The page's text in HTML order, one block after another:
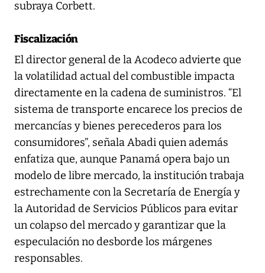
subraya Corbett.
Fiscalización
El director general de la Acodeco advierte que
la volatilidad actual del combustible impacta
directamente en la cadena de suministros. “El
sistema de transporte encarece los precios de
mercancías y bienes perecederos para los
consumidores”, señala Abadi quien además
enfatiza que, aunque Panamá opera bajo un
modelo de libre mercado, la institución trabaja
estrechamente con la Secretaría de Energía y
la Autoridad de Servicios Públicos para evitar
un colapso del mercado y garantizar que la
especulación no desborde los márgenes
responsables.